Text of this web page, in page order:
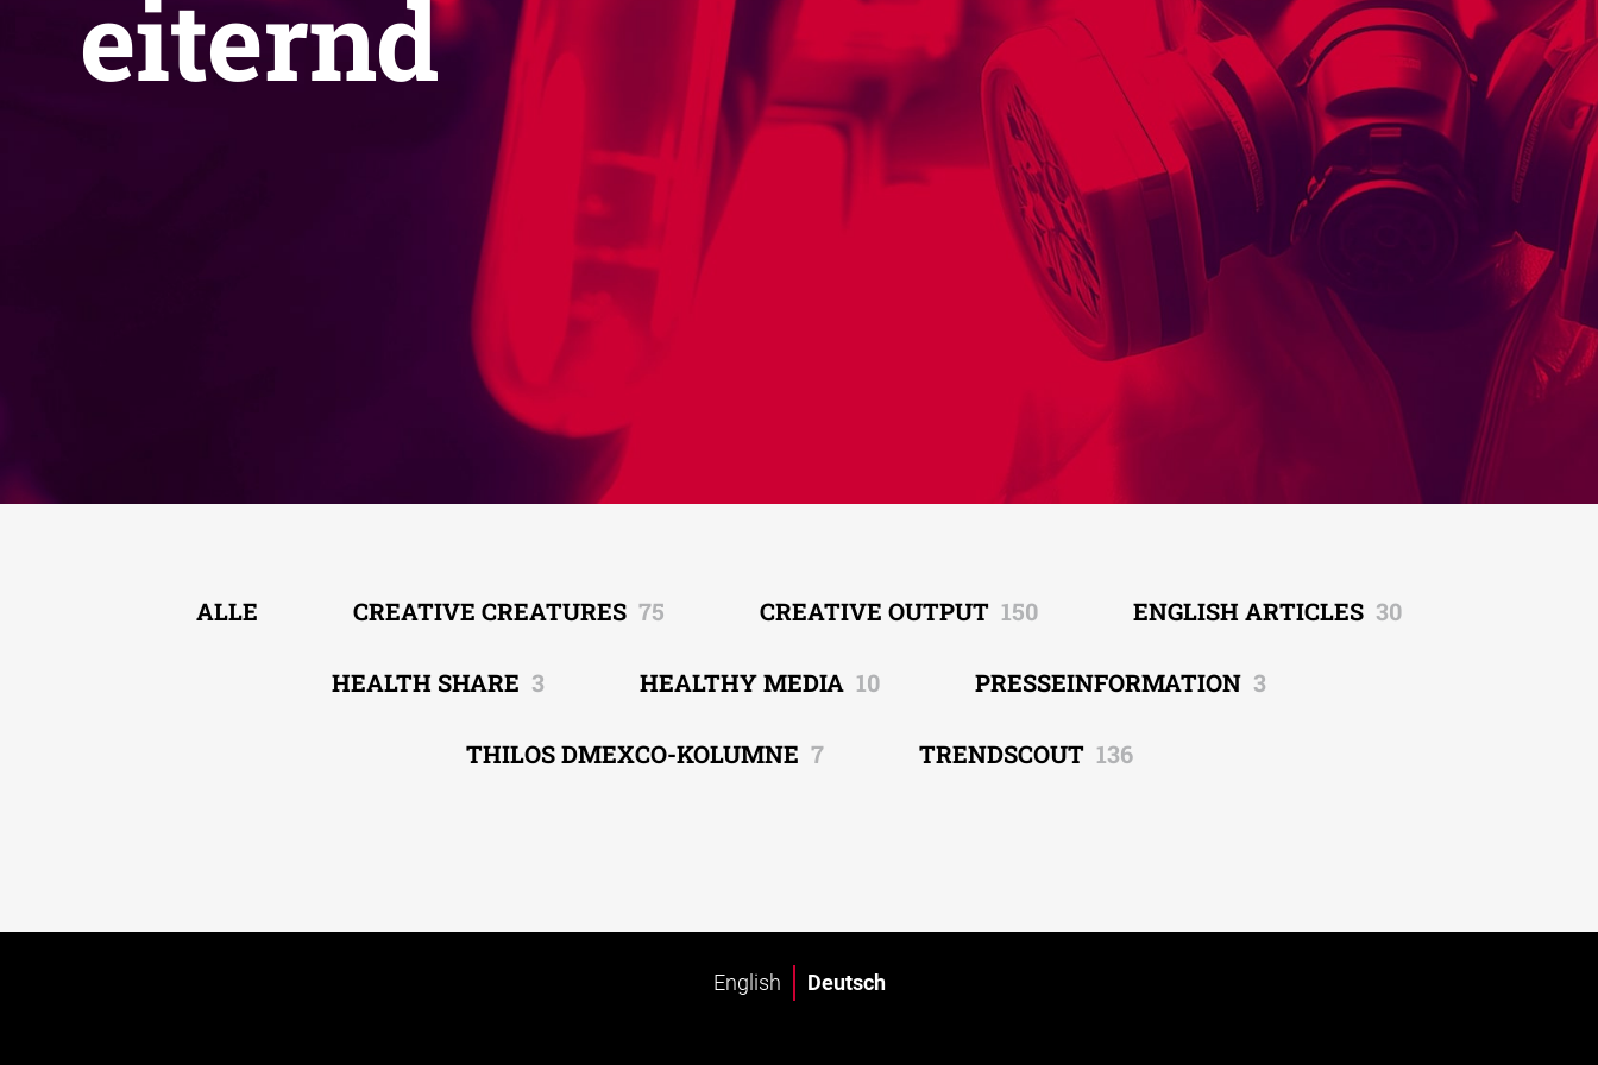
eiternd
ALLE CREATIVE CREATURES 75 CREATIVE OUTPUT 150 ENGLISH ARTICLES 30
HEALTH SHARE 3 HEALTHY MEDIA 10 PRESSEINFORMATION 3
THILOS DMEXCO-KOLUMNE 7 TRENDSCOUT 136
English Deutsch